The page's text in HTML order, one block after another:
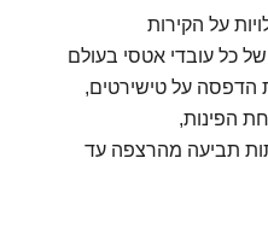
על הקירות
של כל עובדי אטסי בעולם
הדפסה על טישירטים,
תביעה מהרצפה עד